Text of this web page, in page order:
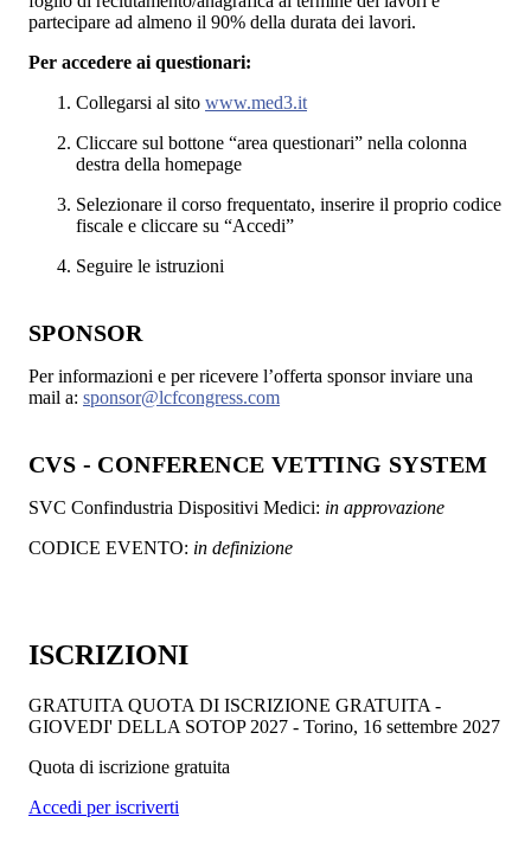
partecipare ad almeno il 90% della durata dei lavori.
Per accedere ai questionari:
Collegarsi al sito www.med3.it
Cliccare sul bottone “area questionari” nella colonna
destra della homepage
Selezionare il corso frequentato, inserire il proprio codice
fiscale e cliccare su “Accedi”
Seguire le istruzioni
SPONSOR
Per informazioni e per ricevere l’offerta sponsor inviare una
mail a: sponsor@lcfcongress.com
CVS - CONFERENCE VETTING SYSTEM
SVC Confindustria Dispositivi Medici: in approvazione
CODICE EVENTO: in definizione
ISCRIZIONI
GRATUITA QUOTA DI ISCRIZIONE GRATUITA -
GIOVEDI' DELLA SOTOP 2027 - Torino, 16 settembre 2027
Quota di iscrizione gratuita
Accedi per iscriverti